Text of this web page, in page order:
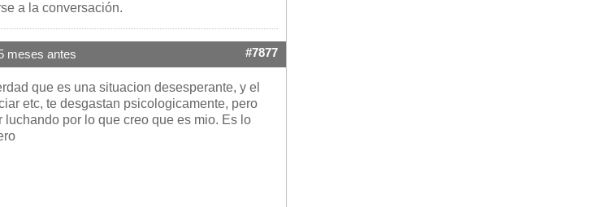
a la conversación.
meses antes #7877
que es una situacion desesperante, y el
etc, te desgastan psicologicamente, pero
por lo que creo que es mio. Es lo